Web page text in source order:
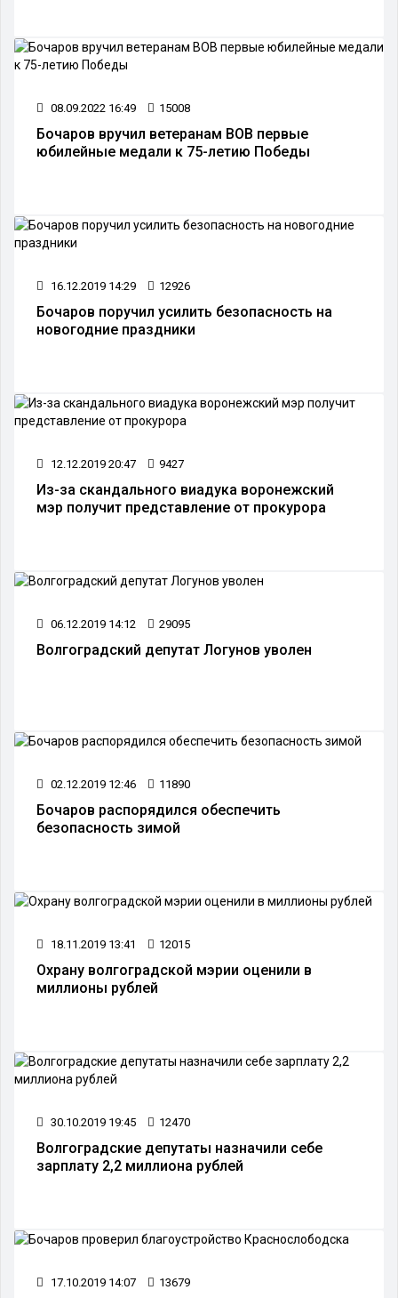
08.09.2022 16:49 15008
Бочаров вручил ветеранам ВОВ первые
юбилейные медали к 75-летию Победы
16.12.2019 14:29 12926
Бочаров поручил усилить безопасность на
новогодние праздники
12.12.2019 20:47 9427
Из-за скандального виадука воронежский
мэр получит представление от прокурора
06.12.2019 14:12 29095
Волгоградский депутат Логунов уволен
02.12.2019 12:46 11890
Бочаров распорядился обеспечить
безопасность зимой
18.11.2019 13:41 12015
Охрану волгоградской мэрии оценили в
миллионы рублей
30.10.2019 19:45 12470
Волгоградские депутаты назначили себе
зарплату 2,2 миллиона рублей
17.10.2019 14:07 13679